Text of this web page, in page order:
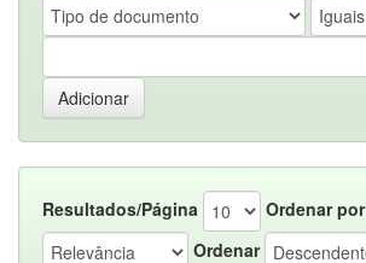
Resultados/Página
Ordenar por
Ordenar